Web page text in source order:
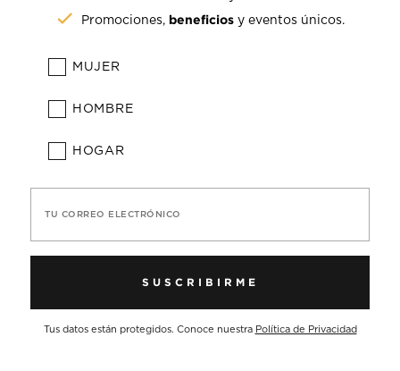
Promociones, beneficios y eventos únicos.
MUJER
HOMBRE
HOGAR
TU CORREO ELECTRÓNICO
SUSCRIBIRME
Tus datos están protegidos. Conoce nuestra Política de Privacidad